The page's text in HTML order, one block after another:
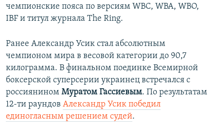
чемпионские пояса по версиям WBC, WBA, WBO,
IBF и титул журнала The Ring.
Ранее Александр Усик стал абсолютным
чемпионом мира в весовой категории до 90,7
килограмма. В финальном поединке Всемирной
боксерской суперсерии украинец встречался с
россиянином Муратом Гассиевым. По результатам
12-ти раундов Александр Усик победил
единогласным решением судей.